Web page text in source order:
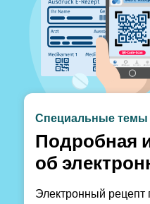
Специальные темы
Подробная
об
Электронный рецепт